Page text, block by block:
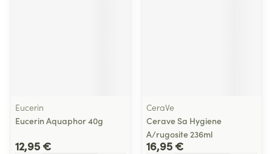
Eucerin
Eucerin Aquaphor 40g
12,95 €
CeraVe
Cerave Sa Hygiene
A/rugosite 236ml
16,95 €